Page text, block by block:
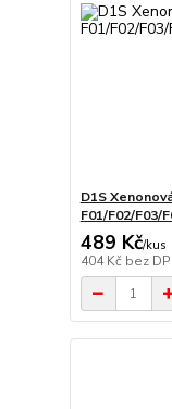
D1S
F01/F02/F03/
489 Kč/kus
404 Kč bez